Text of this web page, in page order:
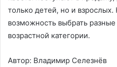
только детей, но и взрослых.
возможность выбрать
возрастной категории.
Автор: Владимир Селезнёв